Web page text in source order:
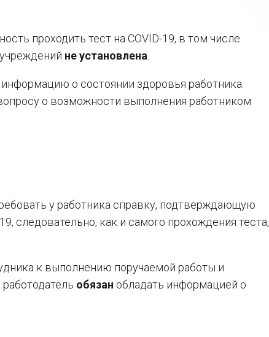
проходить тест на COVID-19, в том числе
не установлена
о состоянии здоровья работника.
о возможности выполнения работником
у работника справку, подтверждающую
следовательно, как и самого прохождения теста,
к выполнению поручаемой работы и
обязан обладать информацией о